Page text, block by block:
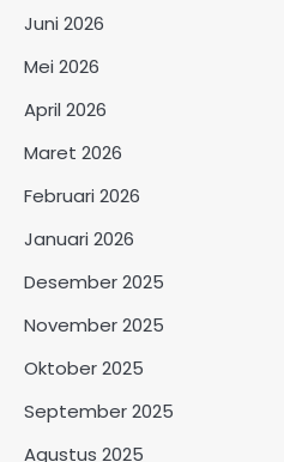
Juni 2026
Mei 2026
April 2026
Maret 2026
Februari 2026
Januari 2026
Desember 2025
November 2025
Oktober 2025
September 2025
Agustus 2025